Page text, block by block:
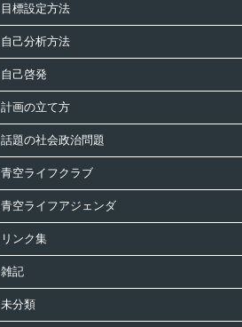
目標設定方法
自己分析方法
自己啓発
計画の立て方
話題の社会政治問題
青空ライフクラブ
青空ライフアジェンダ
リンク集
雑記
未分類